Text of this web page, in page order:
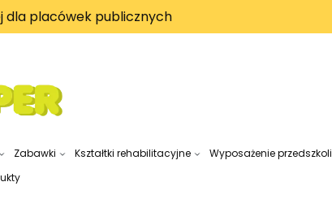
dla placówek publicznych
Zabawki Kształtki rehabilitacyjne Wyposażenie przedszkoli